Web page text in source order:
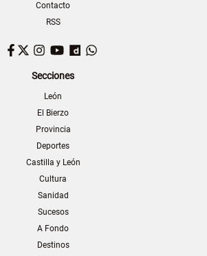
Contacto
RSS
Facebook
TwitterInstagram
YouTubeDailymotion
Secciones
León
El Bierzo
Provincia
Deportes
Castilla y León
Cultura
Sanidad
Sucesos
A Fondo
Destinos